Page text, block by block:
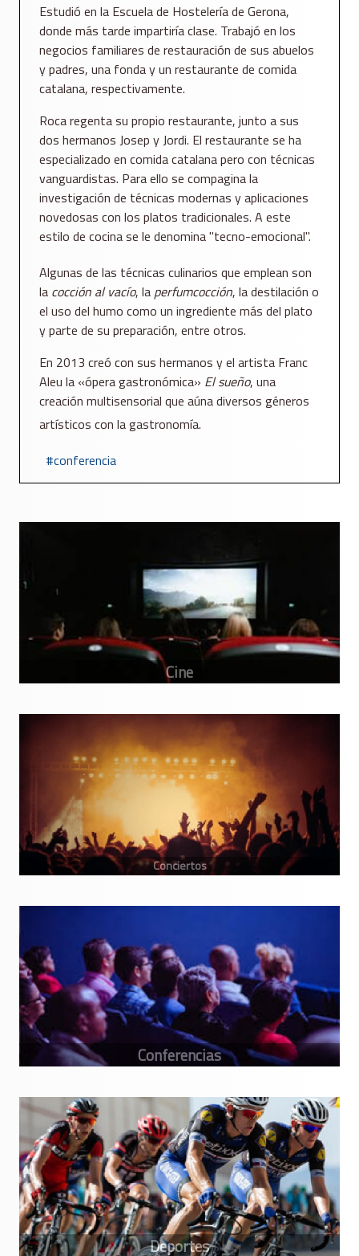
Estudió en la Escuela de Hostelería de Gerona,
donde más tarde impartiría clase. Trabajó en los
negocios familiares de restauración de sus abuelos
y padres, una fonda y un restaurante de comida
catalana, respectivamente.
Roca regenta su propio restaurante, junto a sus
dos hermanos Josep y Jordi. El restaurante se ha
especializado en comida catalana pero con técnicas
vanguardistas. Para ello se compagina la
investigación de técnicas modernas y aplicaciones
novedosas con los platos tradicionales. A este
estilo de cocina se le denomina "tecno-emocional".
Algunas de las técnicas culinarios que emplean son
la cocción al vacío, la perfumcocción, la destilación o
el uso del humo como un ingrediente más del plato
y parte de su preparación, entre otros.
En 2013 creó con sus hermanos y el artista Franc
Aleu la «ópera gastronómica» El sueño, una
creación multisensorial que aúna diversos géneros
artísticos con la gastronomía.
conferencia